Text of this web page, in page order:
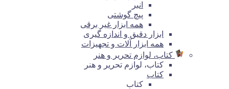
انبر
پیچ گوشتی
همه ابزار غیر برقی
ابزار دقیق و اندازه گیری
همه ابزار آلات و تجهیزات
کتاب، لوازم تحریر و هنر
کتاب، لوازم تحریر و هنر
کتاب
کتاب